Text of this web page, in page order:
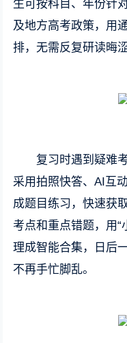
生可按科目、年份针
及地方高考政策，用
排，无需反复研读晦
复习时遇到疑难
采用拍照快答、AI互
成题目练习，快速获
考点和重点错题，用
理成智能合集，日后
不再手忙脚乱。